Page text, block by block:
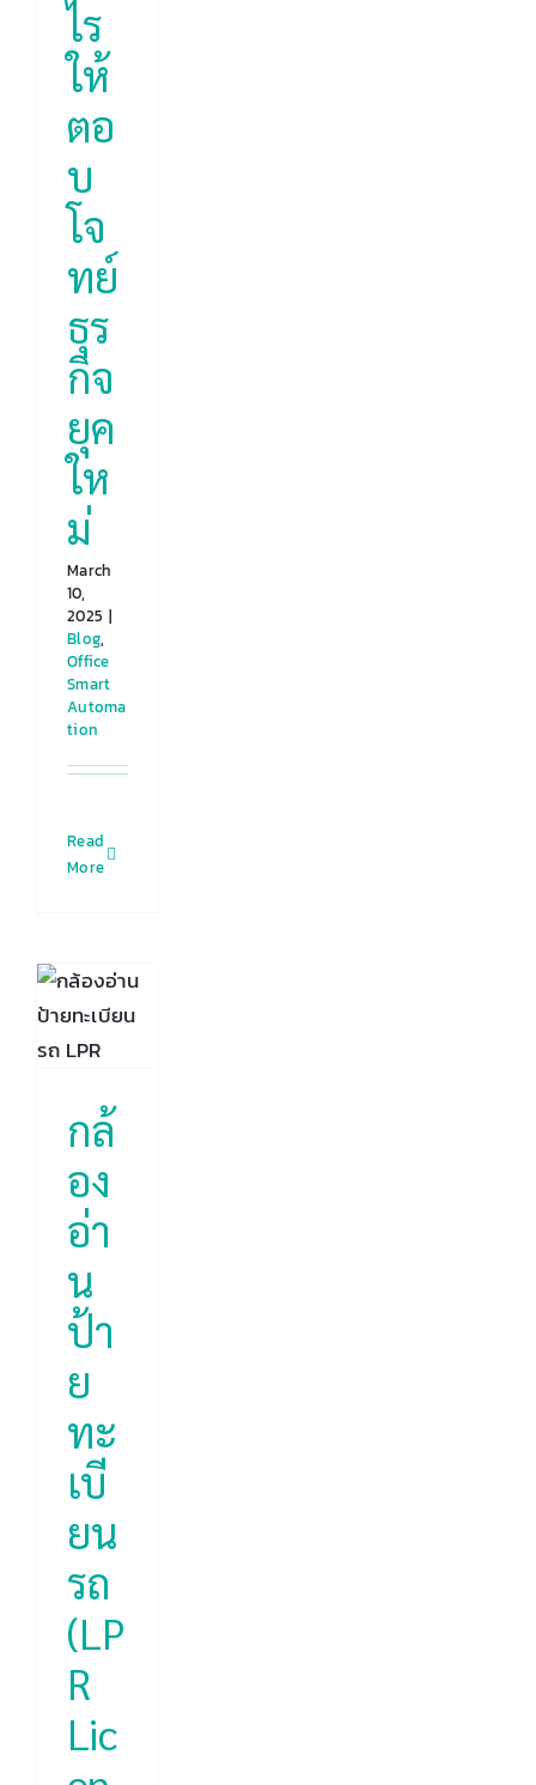
ไร
ให้
ตอ
บ
โจ
ทย์
ธุร
กิจ
ยุค
ให
ม่
March
10,
2025 |
Blog,
Office
Smart
Automa
tion
Read
More
กล้
อง
อ่า
น
ป้า
ย
ทะ
เบี
ยน
รถ
(LP
R
Lic